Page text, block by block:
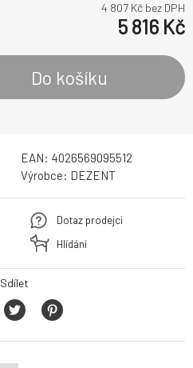
4 807 Kč bez DPH
5 816 Kč
Do košíku
EAN: 4026569095512
Výrobce: DEZENT
Dotaz prodejci
Hlídání
Sdílet